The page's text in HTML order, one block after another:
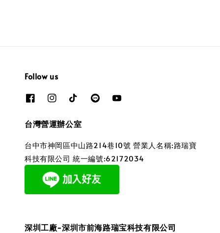
Follow us
台灣營運辦公室
台中市神岡區中山路214巷10號 營業人名稱:路瑞寶
科技有限公司 統一編號:62172034
深圳工廠-深圳市前海路瑞宝科技有限公司